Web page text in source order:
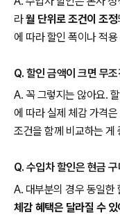
라월 단위로 조건이 조정
에 따라 할인 폭이나 적
Q. 할인 금액이 크면 무
A. 꼭 그렇지는 않아요.
에 따라 실제 체감 가격
조건을 함께 비교하는 게
Q. 수입차 할인은 현금
A. 대부분의 경우 동일한
체감 혜택은 달라질 수 있